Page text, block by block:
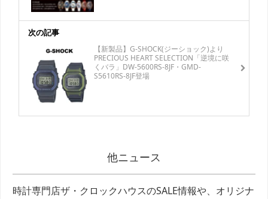
次の記事
【新製品】G-SHOCK(ジーショック)より
PRECIOUS HEART SELECTION「逆境に咲
くバラ」DW-5600RS-8JF・GMD-
S5610RS-8JF登場
他ニュース
時計専門店ザ・クロックハウスのSALE情報や、オリジナ